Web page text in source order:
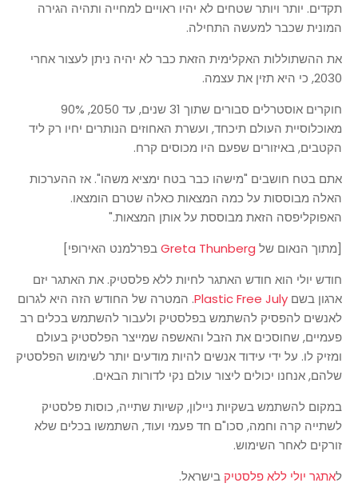
תקדים. יותר ויותר שטחים לא יהיו ראויים למחייה ותהיה הגירה
המונית שכבר למעשה התחילה.
את ההשתוללות האקלימית הזאת כבר לא יהיה ניתן לעצור אחרי
2030, כי היא תזין את עצמה.
חוקרים אוסטרלים סבורים שתוך 31 שנים, עד 2050, 90%
מאוכלוסיית העולם תיכחד, ועשרת האחוזים הנותרים יחיו רק ליד
הקטבים, באיזורים שפעם היו מכוסים קרח.
אתם בטח חושבים "מישהו כבר בטח ימציא משהו". אז ההערכות
האלה מבוססות על כמה המצאות כאלה שטרם הומצאו.
האפוקליפסה הזאת מבוססת על אותן המצאות."
[מתוך הנאום של Greta Thunbergבפרלמנט האירופי]
חודש יולי הוא חודש האתגר לחיות ללא פלסטיק. את האתגר יזם
ארגון בשם Plastic Free July. המטרה של החודש הזה היא לגרום
לאנשים להפסיק להשתמש בפלסטיק ולעבור להשתמש בכלים רב
פעמיים, שחוסכים את הזבל והאשפה שמייצר הפלסטיק בעולם
ומזיק לו. על ידי עידוד אנשים להיות מודעים יותר לשימוש הפלסטיק
שלהם, אנחנו יכולים ליצור עולם נקי לדורות הבאים.
במקום להשתמש בשקיות ניילון, קשיות שתייה, כוסות פלסטיק
לשתייה קרה וחמה, סכו"ם חד פעמי ועוד, השתמשו בכלים שלא
זורקים לאחר השימוש.
לאתגר יולי ללא פלסטיק בישראל.